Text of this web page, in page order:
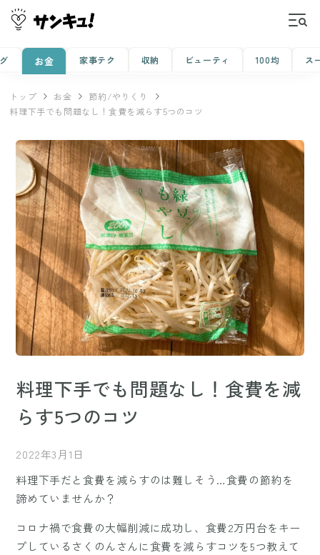
お金 家事テク 収納 ビューティ 100均 ス
トップ お金
節約/やりくり
料理下手でも問題なし！食費を減らす5つのコツ
料理下手でも問題なし！食費を減
らす5つのコツ
2022年3月1日
料理下手だと食費を減らすのは難しそう…食費の節約を
諦めていませんか？
コロナ禍で食費の大幅削減に成功し、食費2万円台をキー
プしているさくのんさんに食費を減らすコツを5つ教えて